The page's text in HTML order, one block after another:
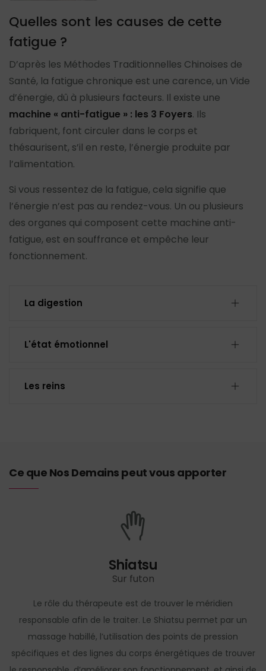
Quelles sont les causes de cette
fatigue ?
D’après les Méthodes Traditionnelles Chinoises de
Santé, la fatigue chronique est une carence, un Vide
d’énergie, dû à plusieurs facteurs. Il existe une
machine « anti-fatigue » : les 3 Foyers. Ils
fabriquent, font circuler dans le corps et
thésaurisent, s’il en reste, l’énergie produite par
l’alimentation.
Si vous ressentez de la fatigue, cela signifie que
l’énergie n’est pas au rendez-vous. Un ou plusieurs
des organes qui composent cette machine anti-
fatigue, est en souffrance et empêche leur
fonctionnement.
La digestion
L'état émotionnel
Les reins
Ce que Nos Demains peut vous apporter
Shiatsu
Sur futon
Le rôle du thérapeute est de trouver le méridien
responsable afin de le traiter. Le Shiatsu permet par un
massage habillé, l’utilisation des points de pression
spécifiques et des lignes du corps énergétiques de trouver